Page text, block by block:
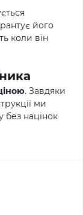
його
коли він
. Завдяки
ми
без націнок